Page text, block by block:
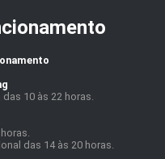
10 às 22 horas.
das 14 às 20 horas.